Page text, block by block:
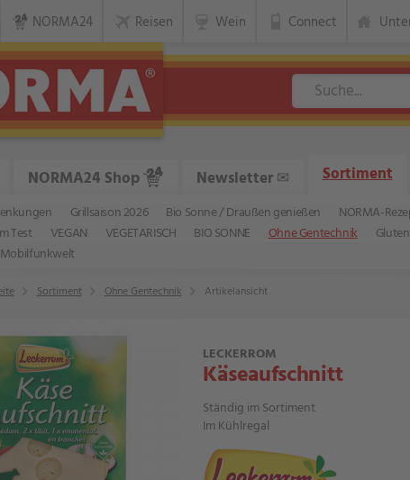
NORMA24 Reisen Wein Connect
NORMA24 Shop Newsletter✉ Sortiment
Grillsaison 2026 Bio Sonne / Draußen genießen NORMA-
Test
VEGAN VEGETARISCH BIO SONNE Ohne Gentechnik
Sortiment Ohne Gentechnik Artikelansicht
LECKERROM
Käseaufschnitt
Ständig im Sortiment
Im Kühlregal